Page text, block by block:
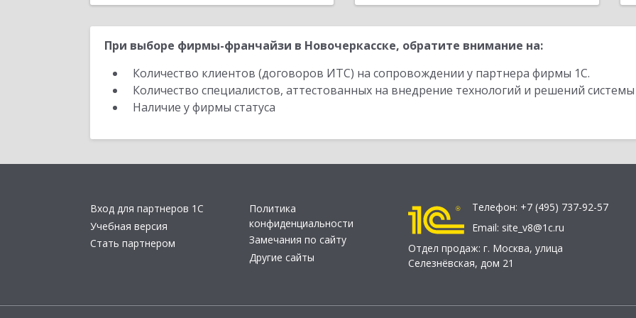
При выборе фирмы-франчайзи в Новочеркасске, обратите внимание на:
Количество клиентов (договоров ИТС) на сопровождении у партнера фирмы 1С.
Количество специалистов, аттестованных на внедрение технологий и решений
Наличие у фирмы статуса
Вход для партнеров 1С
Учебная версия
Стать партнером
Политика
конфиденциальности
Замечания по сайту
Другие сайты
Телефон: +7 (495) 737-92-57
Email: site_v8@1c.ru
Отдел продаж: г. Москва, улица
Селезнёвская, дом 21